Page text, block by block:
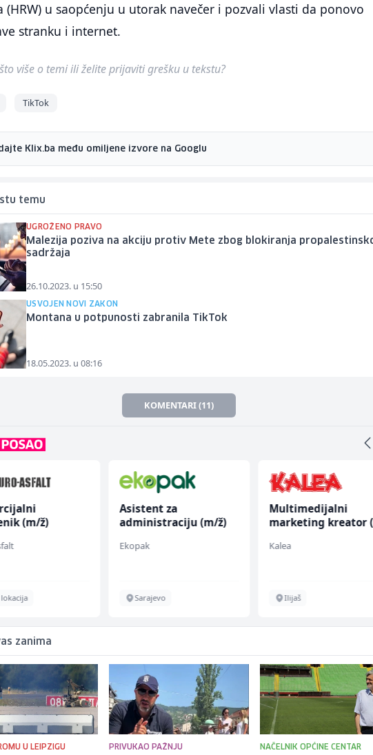
(HRW) u saopćenju u utorak navečer i pozvali vlasti da ponovo
stranku i internet.
više o temi ili želite prijaviti grešku u tekstu?
TikTok
Klix.ba među omiljene izvore na Googlu
temu
UGROŽENO PRAVO
Malezija poziva na akciju protiv Mete zbog blokiranja
sadržaja
26.10.2023. u 15:50
USVOJEN NOVI ZAKON
Montana u potpunosti zabranila TikTok
18.05.2023. u 08:16
KOMENTARI (11)
(m/ž)
Asistent za
administraciju (m/ž)
Ekopak
Sarajevo
Multimedijalni
marketing kreator
Kalea
Ilijaš
zanima
U LEIPZIGU PRIVUKAO PAŽNJU NAČELNIK OPĆINE CENTAR